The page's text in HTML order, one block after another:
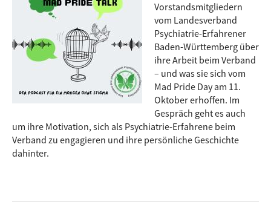
Vorstandsmitgliedern
vom Landesverband
Psychiatrie-Erfahrener
Baden-Württemberg über
ihre Arbeit beim Verband
– und was sie sich vom
Mad Pride Day am 11.
Oktober erhoffen. Im
Gespräch geht es auch
um ihre Motivation, sich als Psychiatrie-Erfahrene beim
Verband zu engagieren und ihre persönliche Geschichte
dahinter.